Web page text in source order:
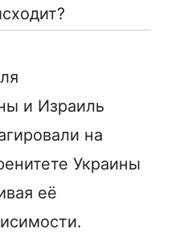
и Израиль
на
Украины
её